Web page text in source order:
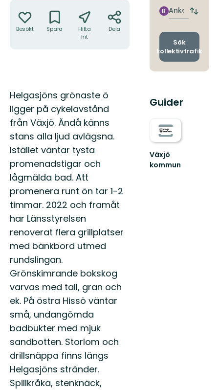
Besökt Spara
Hitta
hit
Dela
Beskrivning
Helgasjöns grönaste ö
ligger på cykelavstånd
från Växjö. Ändå känns
stans alla ljud avlägsna.
Istället väntar tysta
promenadstigar och
lågmälda bad. Att
promenera runt ön tar 1-2
timmar. 2022 och framåt
har Länsstyrelsen
renoverat flera grillplatser
med bänkbord utmed
rundslingan.
Grönskimrande bokskog
varvas med tall, gran och
ek. På östra Hissö väntar
små, undangömda
badbukter med mjuk
sandbotten. Storlom och
drillsnäppa finns längs
Helgasjöns stränder.
Spillkråka, stenknäck,
Ankomst
B
Byt
och
Sök
kollektivtrafik
Guider
Växjö
kommun